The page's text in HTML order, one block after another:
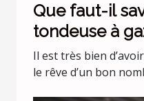
Que faut-il
tondeuse à
batterie 36 v
Il est très bien
le rêve d’un bon